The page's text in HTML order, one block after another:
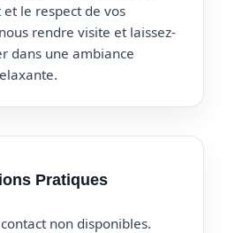
le respect de vos
rendre visite et laissez-
dans une ambiance
Pratiques
non disponibles.